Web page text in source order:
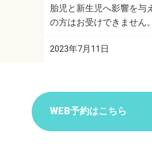
胎児と新生児へ影響を与
の方はお受けできません。
2023年7月11日
WEB予約はこちら